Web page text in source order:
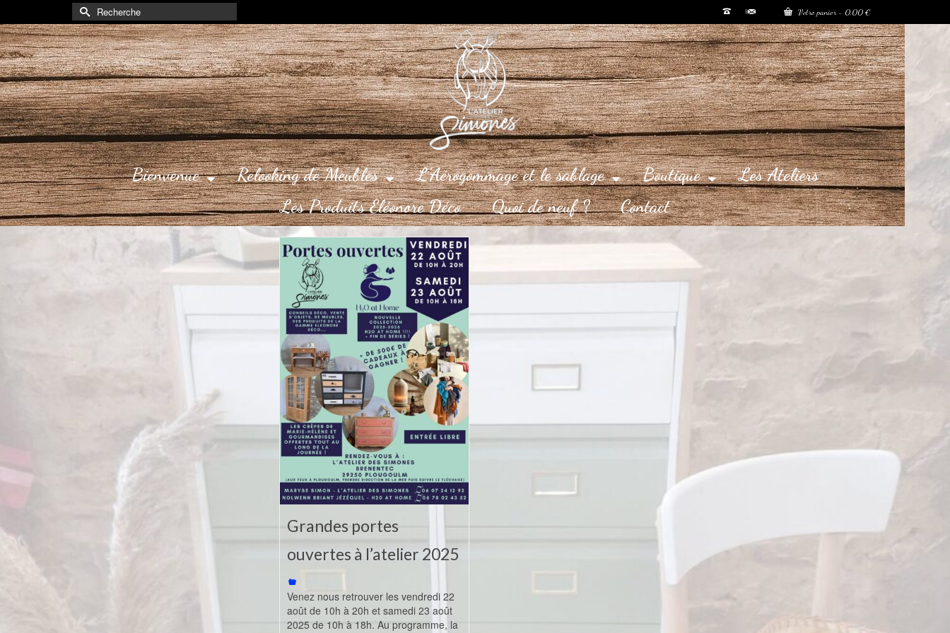
Votre panier- 0,00 €
Rechercher :
Bienvenue Relooking de Meubles L’Aérogommage et le sablage Boutique
Les Ateliers
Les Produits Eléonore Déco
Quoi de neuf ? Contact
Grandes portes
ouvertes à l’atelier 2025
Venez nous retrouver les vendredi 22
août de 10h à 20h et samedi 23 août
2025 de 10h à 18h. Au programme, la